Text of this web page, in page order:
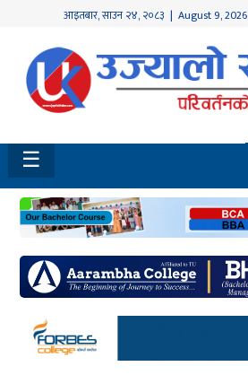
आइतबार,साउन २४, २०८३ | August 9, 2026
होमपेज
नवलपुर
विशेष
मध्य
नेपाल
चितवन
सेरोफेरो
समाचार
☰